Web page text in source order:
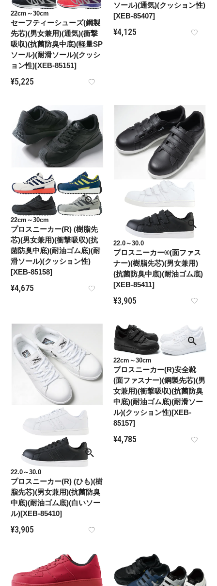
22cm～30cm
セーフティーシューズ(鋼製
先芯)(男女兼用)(通気)(衝撃
吸収)(抗菌防臭中底)(軽量SP
ソール)(耐滑ソール)(クッシ
ョン性)[XEB-85151]
¥5,225
ソール)(通気)(クッション性)
[XEB-85407]
¥4,125
22cm～30cm
プロスニーカー(R) (樹脂先
芯)(男女兼用)(衝撃吸収)(抗
菌防臭中底)(耐油ゴム底)(耐
滑ソール)(クッション性)
[XEB-85158]
¥4,675
22.0～30.0
プロスニーカー®(面ファス
ナー)(樹脂先芯)(男女兼用)
(抗菌防臭中底)(耐油ゴム底)
[XEB-85411]
¥3,905
22.0～30.0
プロスニーカー(R) (ひも)(樹
脂先芯)(男女兼用)(抗菌防臭
中底)(耐油ゴム底)(白いソー
ル)[XEB-85410]
¥3,905
22cm～30cm
プロスニーカー(R)安全靴
(面ファスナー)(鋼製先芯)(男
女兼用)(衝撃吸収)(抗菌防臭
中底)(耐油ゴム底)(耐滑ソー
ル)(クッション性)[XEB-
85157]
¥4,785